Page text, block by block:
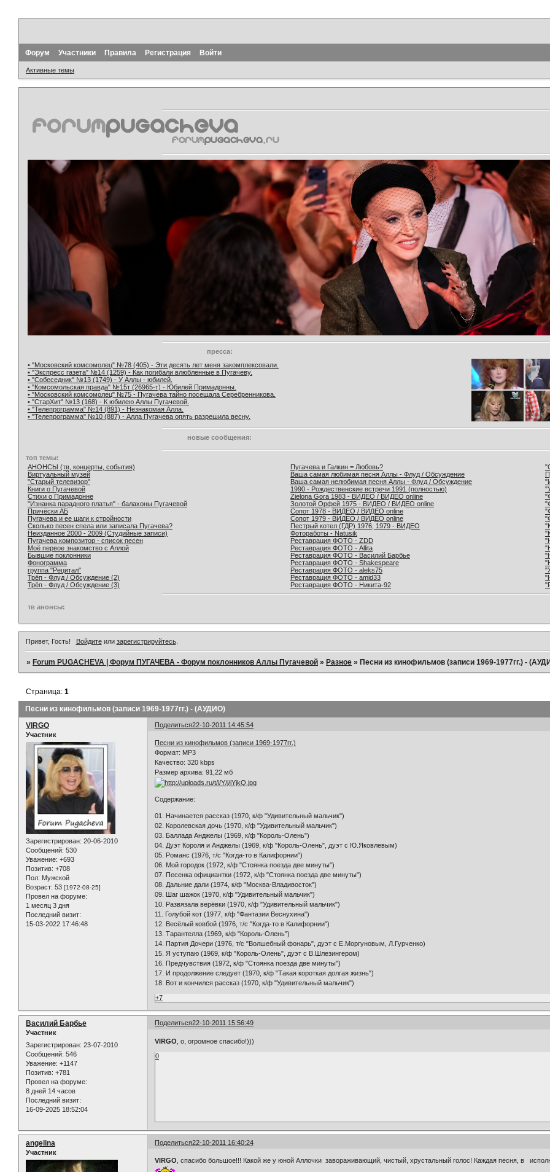
Форум Участники Правила Регистрация Войти
Активные темы
пресса:
• "Московский комсомолец" №78 (405) - Эти десять лет меня закомплексовали.
• "Экспресс газета" №14 (1259) - Как погибали влюбленные в Пугачеву.
• "Собеседник" №13 (1749) - У Аллы - юбилей.
• "Комсомольская правда" №15т (26965-т) - Юбилей Примадонны.
• "Московский комсомолец" №75 - Пугачева тайно посещала Серебренникова.
• "СтарХит" №13 (168) - К юбилею Аллы Пугачевой.
• "Телепрограмма" №14 (891) - Незнакомая Алла.
• "Телепрограмма" №10 (887) - Алла Пугачева опять разрешила весну.
новые сообщения:
топ темы:
АНОНСЫ (тв, концерты, события)
Виртуальный музей
"Старый телевизор"
Книги о Пугачевой
Стихи о Примадонне
"Изнанка парадного платья" - балахоны Пугачевой
Причёски АБ
Пугачева и ее шаги к стройности
Сколько песен спела или записала Пугачева?
Неизданное 2000 - 2009 (Студийные записи)
Пугачева композитор - список песен
Моё первое знакомство с Аллой
Бывшие поклонники
Фонограмма
группа "Рецитал"
Трёп - Флуд / Обсуждение (2)
Трёп - Флуд / Обсуждение (3)
Пугачева и Галкин = Любовь?
Ваша самая любимая песня Аллы - Флуд / Обсуждение
Ваша самая нелюбимая песня Аллы - Флуд / Обсуждение
1990 - Рождественские встречи 1991 (полностью)
Zielona Gora 1983 - ВИДЕО / ВИДЕО online
Золотой Орфей 1975 - ВИДЕО / ВИДЕО online
Сопот 1978 - ВИДЕО / ВИДЕО online
Сопот 1979 - ВИДЕО / ВИДЕО online
Пестрый котел (ГДР) 1976, 1979 - ВИДЕО
Фотоработы - Natusik
Реставрация ФОТО - ZDD
Реставрация ФОТО - Allita
Реставрация ФОТО - Василий Барбье
Реставрация ФОТО - Shakespeare
Реставрация ФОТО - aleks75
Реставрация ФОТО - amid33
Реставрация ФОТО - Никита-92
тв анонсы:
Привет, Гость! Войдитеили зарегистрируйтесь.
»Forum PUGACHEVA | Форум ПУГАЧЕВА - Форум поклонников Аллы Пугачевой »Разное »Песни из кинофильмов (записи 1969-1977гг.) -
Песни из кинофильмов (записи 1969-1977гг.) - (АУДИО)
Страница:1
Поделиться22-10-2011 14:45:54
VIRGO
Участник
Зарегистрирован: 20-06-2010
Сообщений: 530
Уважение: +693
Позитив: +708
Пол: Мужской
Возраст: 53 [1972-08-25]
Провел на форуме:
1 месяц 3 дня
Последний визит:
15-03-2022 17:46:48
Песни из кинофильмов (записи 1969-1977гг.)
Формат: MP3
Качество: 320 kbps
Размер архива: 91,22 мб
Содержание:
01. Начинается рассказ (1970, к/ф "Удивительный мальчик")
02. Королевская дочь (1970, к/ф "Удивительный мальчик")
03. Баллада Анджелы (1969, к/ф "Король-Олень")
04. Дуэт Короля и Анджелы (1969, к/ф "Король-Олень", дуэт с Ю.Яковлевым)
05. Романс (1976, т/с "Когда-то в Калифорнии")
06. Мой городок (1972, к/ф "Стоянка поезда две минуты")
07. Песенка официантки (1972, к/ф "Стоянка поезда две минуты")
08. Дальние дали (1974, к/ф "Москва-Владивосток")
09. Шаг шажок (1970, к/ф "Удивительный мальчик")
10. Развязала верёвки (1970, к/ф "Удивительный мальчик")
11. Голубой кот (1977, к/ф "Фантазии Веснухина")
12. Весёлый ковбой (1976, т/с "Когда-то в Калифорнии")
13. Тарантелла (1969, к/ф "Король-Олень")
14. Партия Дочери (1976, т/с "Волшебный фонарь", дуэт с Е.Моргуновым, Л.Гурченко)
15. Я уступаю (1969, к/ф "Король-Олень", дуэт с В.Шлезингером)
16. Предчувствия (1972, к/ф "Стоянка поезда две минуты")
17. И продолжение следует (1970, к/ф "Такая короткая долгая жизнь")
18. Вот и кончился рассказ (1970, к/ф "Удивительный мальчик")
+7
Поделиться22-10-2011 15:56:49
Василий Барбье
Участник
Зарегистрирован: 23-07-2010
Сообщений: 546
Уважение: +1147
Позитив: +781
Провел на форуме:
8 дней 14 часов
Последний визит:
16-09-2025 18:52:04
VIRGO , о, огромное спасибо!)))
0
Поделиться22-10-2011 16:40:24
angelina
Участник
VIRGO , спасибо большое!!! Какой же у юной Аллочки завораживающий, чистый, хрустальный голос! Каждая песня, в